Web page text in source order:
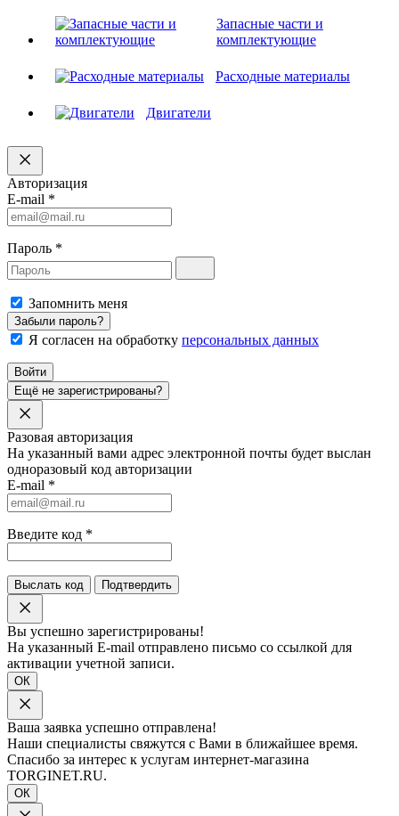
Запасные части и
комплектующие
Расходные материалы
Двигатели
Авторизация
E-mail *
Пароль *
Запомнить меня
Забыли пароль?
Я согласен на обработку персональных данных
Войти
Ещё не зарегистрированы?
Разовая авторизация
На указанный вами адрес электронной почты будет выслан
одноразовый код авторизации
E-mail *
Введите код *
Выслать код Подтвердить
Вы успешно зарегистрированы!
На указанный E-mail отправлено письмо со ссылкой для
активации учетной записи.
ОК
Ваша заявка успешно отправлена!
Наши специалисты свяжутся с Вами в ближайшее время.
Спасибо за интерес к услугам интернет-магазина
TORGINET.RU.
ОК